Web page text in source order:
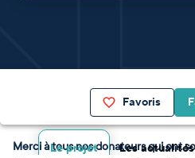
Favoris
Le projet Les actualités
Merci à tous nos donateurs qui ont